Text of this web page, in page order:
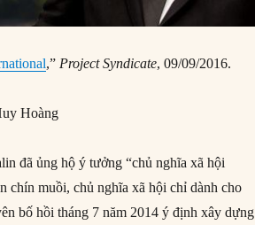
,” Project Syndicate, 09/09/2016.
Hoàng
đã ủng hộ ý tưởng “chủ nghĩa xã hội
chín muồi, chủ nghĩa xã hội chỉ dành cho
bố hồi tháng 7 năm 2014 ý định xây dựng